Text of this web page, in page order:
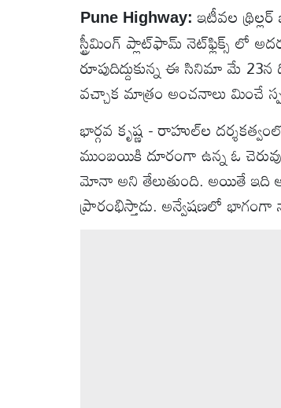
వ్యవసాయం
Pune Highway: ఇటీవల
స్ట్రీమింగ్ ప్లాట్‌ఫామ్ నెట్‌ఫ్లిక్స్‌ లో
రూపుదిద్దుకున్న ఈ సినిమా మే
వచ్చాక మాత్రం అంచనాలు మించే
భార్గవ కృష్ణ - రాహుల్‌ల
ముంబయికి దూరంగా ఉన్న ఓ
మోనా అని తేలుతుంది. అయితే ఇది
ప్రారంభిస్తాడు. అన్వేషణలో భాగంగా